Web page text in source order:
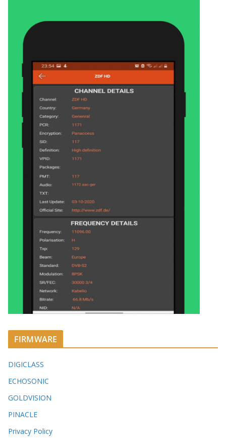
FIRMWARE
DIGICLASS
ECHOSONIC
GOLDVISION
PINACLE
Privacy Policy